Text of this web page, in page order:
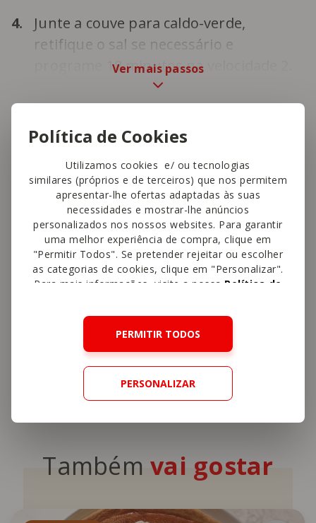
Política de Cookies
Utilizamos cookies e/ ou tecnologias
similares (próprios e de terceiros) que nos permitem
apresentar-lhe ofertas adaptadas às suas
necessidades e mostrar-lhe anúncios
personalizados nos nossos websites. Para garantir
uma melhor experiência de compra, clique em
"Permitir Todos". Se pretender rejeitar ou escolher
as categorias de cookies, clique em "Personalizar".
Para mais informações, visite a nossa Política de
PERMITIR TODOS
PERSONALIZAR
4.
Junte a couve para caldo-verde,
retifique o sal se necessário e
programe 18 minutos na velocidade 2.
Ver mais passos
Gostou desta receita?
Conte-nos o que achou!
Avalie esta receita
This site is protected by reCAPTCHA and the Google
Privacy PolicyandTerms of Serviceapply.
Tambémvai gostar